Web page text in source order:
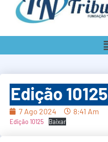
Edição 10125
7 Ago 2024 8:41 Am
Edição 10125 Baixar